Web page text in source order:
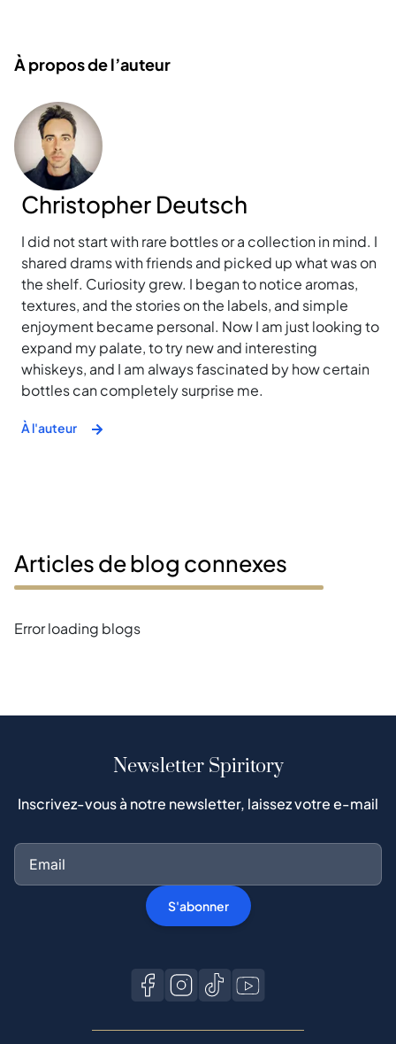
À propos de l’auteur
Christopher Deutsch
I did not start with rare bottles or a collection in mind. I
shared drams with friends and picked up what was on
the shelf. Curiosity grew. I began to notice aromas,
textures, and the stories on the labels, and simple
enjoyment became personal. Now I am just looking to
expand my palate, to try new and interesting
whiskeys, and I am always fascinated by how certain
bottles can completely surprise me.
À l'auteur
Articles de blog connexes
Error loading blogs
Newsletter Spiritory
Inscrivez-vous à notre newsletter, laissez votre e-mail
S'abonner